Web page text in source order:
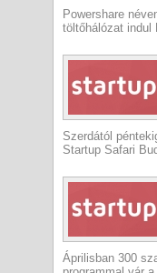
Powershare
töltőhálózat indul
Szerdától
Startup Safari
Áprilisban 300